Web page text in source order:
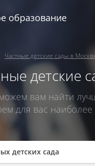
образование
Частные детские сады в
детские
вам найти
для вас
детских сада